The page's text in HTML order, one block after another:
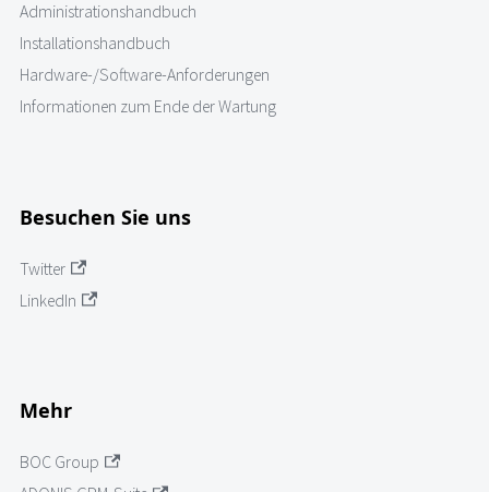
Administrationshandbuch
Installationshandbuch
Hardware-/Software-Anforderungen
Informationen zum Ende der Wartung
Besuchen Sie uns
Twitter
LinkedIn
Mehr
BOC Group